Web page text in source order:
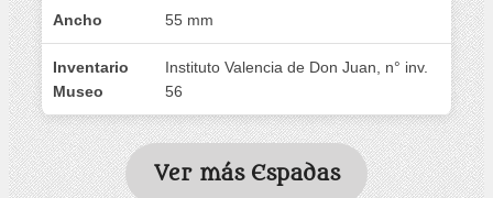
Ancho 55 mm
Inventario
Museo
Instituto Valencia de Don Juan, n° inv.
56
Ver más Espadas